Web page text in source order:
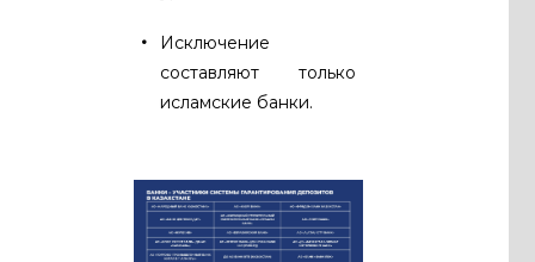
Исключение
составляют только
исламские банки.